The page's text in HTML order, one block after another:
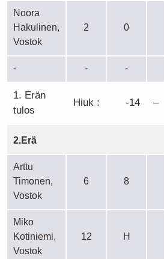
Noora
Hakulinen,
Vostok
2 0
- - -
1. Erän
tulos
Hiuk : -14 –
2.Erä
Arttu
Timonen,
Vostok
6 8
Miko
Kotiniemi,
Vostok
12 H